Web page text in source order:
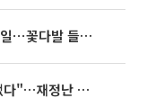
아옳이, 한의사 김형배와 벌써 200일⋯꽃다발 들고 "프러포즈 아냐"
추미애 "복지가 아니라 도민이 늘었다"…재정난 책임론 정면돌파